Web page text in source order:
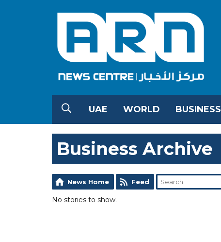
UAE WORLD BUSINESS
Business Archive
News Home Feed
No stories to show.